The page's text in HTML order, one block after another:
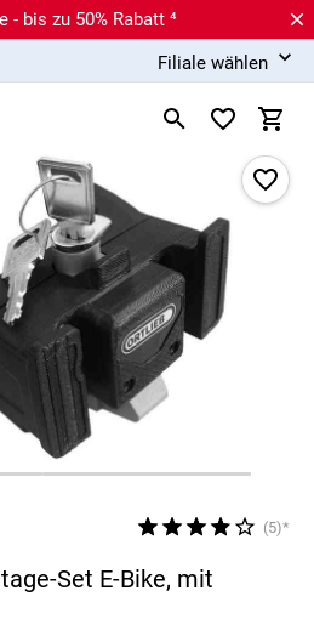
- bis zu 50% Rabatt ⁴
Filiale wählen
(5)*
Set E-Bike, mit